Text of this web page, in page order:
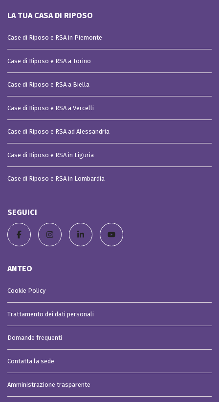
LA TUA CASA DI RIPOSO
Case di Riposo e RSA in Piemonte
Case di Riposo e RSA a Torino
Case di Riposo e RSA a Biella
Case di Riposo e RSA a Vercelli
Case di Riposo e RSA ad Alessandria
Case di Riposo e RSA in Liguria
Case di Riposo e RSA in Lombardia
SEGUICI
ANTEO
Cookie Policy
Trattamento dei dati personali
Domande frequenti
Contatta la sede
Amministrazione trasparente